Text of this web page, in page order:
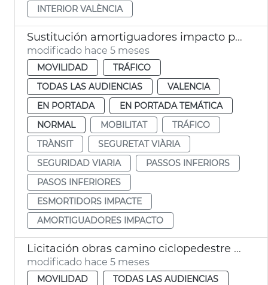
INTERIOR VALÈNCIA
Sustitución amortiguadores impacto pasos inferiores València
modificado hace 5 meses
MOVILIDAD
TRÁFICO
TODAS LAS AUDIENCIAS
VALENCIA
EN PORTADA
EN PORTADA TEMÁTICA
NORMAL
MOBILITAT
TRÁFICO
TRÀNSIT
SEGURETAT VIÀRIA
SEGURIDAD VIARIA
PASSOS INFERIORS
PASOS INFERIORES
ESMORTIDORS IMPACTE
AMORTIGUADORES IMPACTO
Licitación obras camino ciclopedestre Jardín Túria València
modificado hace 5 meses
MOVILIDAD
TODAS LAS AUDIENCIAS